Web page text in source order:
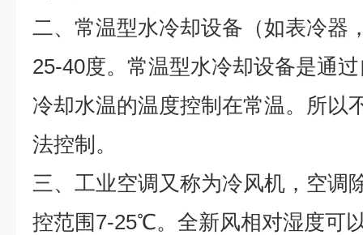
二、常温型水冷却设备（如表冷器
25-40度。常温型水冷却设备是通
冷却水温的温度控制在常温。所以
法控制。
三、工业空调又称为冷风机，空调
控范围7-25℃。全新风相对湿度可